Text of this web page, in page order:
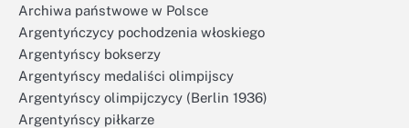
Archiwa państwowe w Polsce
Argentyńczycy pochodzenia włoskiego
Argentyńscy bokserzy
Argentyńscy medaliści olimpijscy
Argentyńscy olimpijczycy (Berlin 1936)
Argentyńscy piłkarze